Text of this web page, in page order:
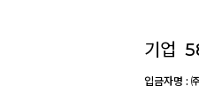
기업
입금자명 :